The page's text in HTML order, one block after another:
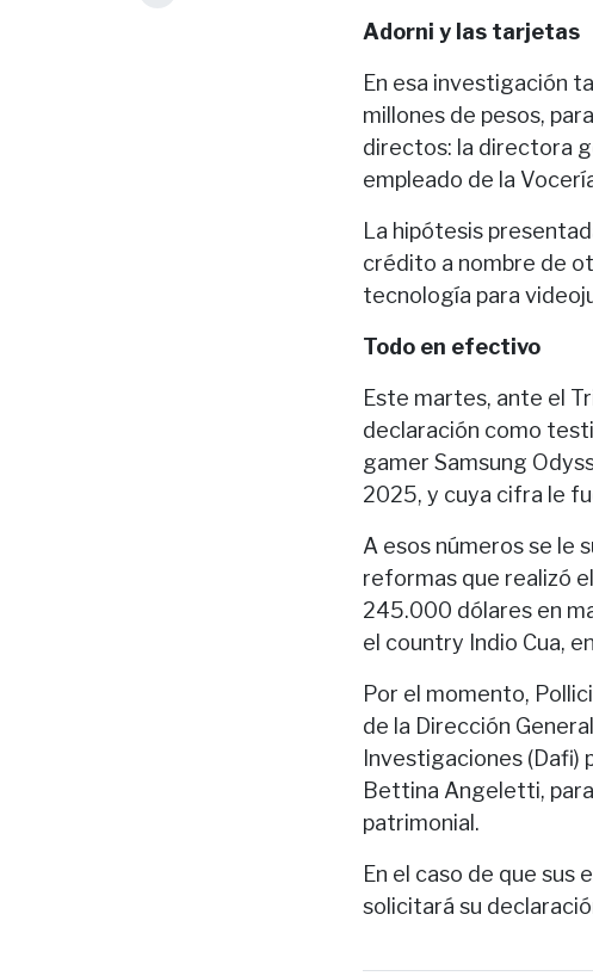
Adorni y las tarjetas
En esa investigación
millones de pesos,
directos: la directora
empleado de la
La hipótesis
crédito a nombre de
tecnología para
Todo en efectivo
Este martes, ante el
declaración como
gamer Samsung
2025, y cuya cifra le
A esos números se le
reformas que realizó
245.000 dólares en
el country Indio Cua,
Por el momento,
de la Dirección
Investigaciones (Dafi)
Bettina Angeletti,
patrimonial.
En el caso de que sus
solicitará su